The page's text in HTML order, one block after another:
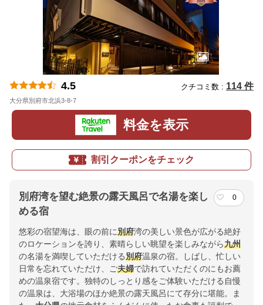
4.5 クチコミ数 : 114 件
大分県別府市北浜3-8-7
料金を表示
割引クーポンをチェック
別府湾を望む絶景の露天風呂で名湯を楽し
める宿
0
悠彩の宿望海は、眼の前に別府湾の美しい景色が広がる絶好
のロケーションを誇り、素晴らしい眺望を楽しみながら九州
の名湯を満喫していただける別府温泉の宿。しばし、忙しい
日常を忘れていただけ、ご夫婦で訪れていただくのにもお薦
めの温泉宿です。独特のしっとり感をご体験いただける自慢
の温泉は、大浴場のほか絶景の露天風呂にて存分に堪能。ま